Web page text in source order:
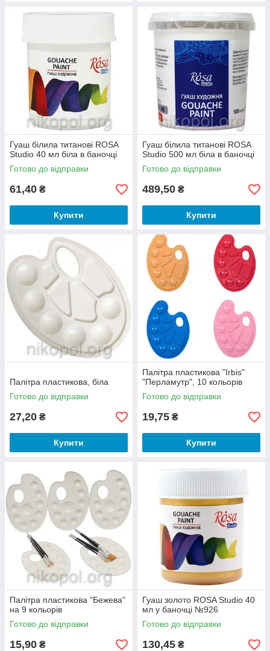
Гуаш білила титанові ROSA
Studio 40 мл біла в баночці
Готово до відправки
61,40 ₴
Купити
Гуаш білила титанові ROSA
Studio 500 мл біла в баночці
Готово до відправки
489,50 ₴
Купити
Палітра пластикова, біла
Готово до відправки
27,20 ₴
Купити
Палітра пластикова "Irbis"
"Перламутр", 10 кольорів
Готово до відправки
19,75 ₴
Купити
Палітра пластикова "Бежева"
на 9 кольорів
Готово до відправки
15,90 ₴
Гуаш золото ROSA Studio 40
мл у баночці №926
Готово до відправки
130,45 ₴